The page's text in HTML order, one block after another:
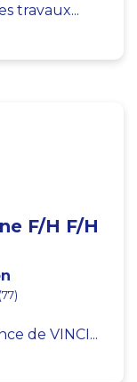
travaux...
F/H F/H
de VINCI...